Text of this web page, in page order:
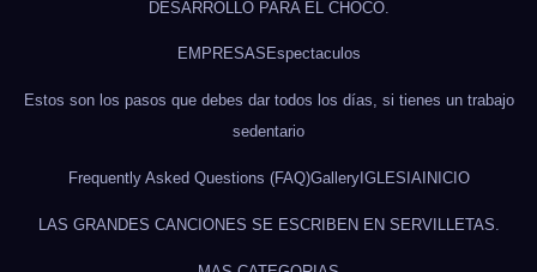
DESARROLLO PARA EL CHOCÓ.
EMPRESAS Espectaculos
Estos son los pasos que debes dar todos los días, si tienes un trabajo
sedentario
Frequently Asked Questions (FAQ)GalleryIGLESIA INICIO
LAS GRANDES CANCIONES SE ESCRIBEN EN SERVILLETAS.